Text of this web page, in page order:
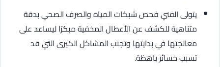
يتولى الفني فحص شبكات المياه والصرف الصحي بدقة
متناهية للكشف عن الأعطال المخفية مبكرًا ليساعد على
معالجتها في بدايتها وتجنب المشاكل الكبرى التي قد
تسبب خسائر باهظة.